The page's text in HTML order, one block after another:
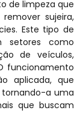
de limpeza que
sujeira,
Este tipo de
setores como
de veículos,
funcionamento
aplicada, que
a uma
que buscam